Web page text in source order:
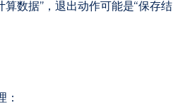
数据”，退出动作可能是“保存结